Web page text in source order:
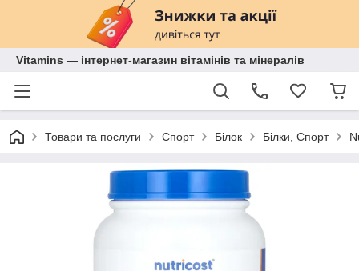
Vitamins — інтернет-магазин вітамінів та мінералів
Товари та послуги Спорт Білок Білки, Спорт